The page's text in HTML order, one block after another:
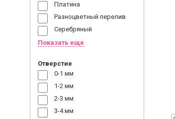
Платина
Разноцветный перелив
Серебряный
Показать еще
Отверстие
0-1 мм
1-2 мм
2-3 мм
3-4 мм